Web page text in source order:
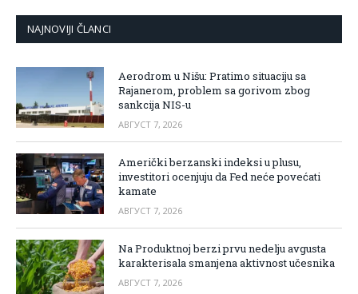
NAJNOVIJI ČLANCI
Aerodrom u Nišu: Pratimo situaciju sa
Rajanerom, problem sa gorivom zbog
sankcija NIS-u
АВГУСТ 7, 2026
Američki berzanski indeksi u plusu,
investitori ocenjuju da Fed neće povećati
kamate
АВГУСТ 7, 2026
Na Produktnoj berzi prvu nedelju avgusta
karakterisala smanjena aktivnost učesnika
АВГУСТ 7, 2026